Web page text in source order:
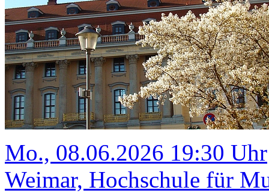
Mo., 08.06.2026 19:30 Uhr
Weimar, Hochschule für